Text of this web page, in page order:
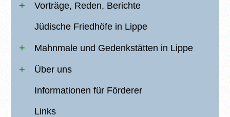
Vorträge, Reden, Berichte
Jüdische Friedhöfe in Lippe
Mahnmale und Gedenkstätten in Lippe
Über uns
Informationen für Förderer
Links